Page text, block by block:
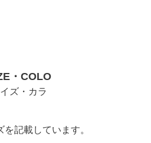
・COLO
ズ・カラ
記載しています。